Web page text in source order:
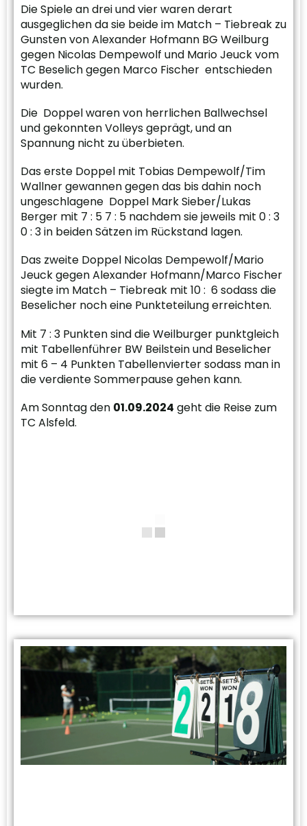
Die Spiele an drei und vier waren derart
ausgeglichen da sie beide im Match – Tiebreak zu
Gunsten von Alexander Hofmann BG Weilburg
gegen Nicolas Dempewolf und Mario Jeuck vom
TC Beselich gegen Marco Fischer entschieden
wurden.
Die Doppel waren von herrlichen Ballwechsel
und gekonnten Volleys geprägt, und an
Spannung nicht zu überbieten.
Das erste Doppel mit Tobias Dempewolf/Tim
Wallner gewannen gegen das bis dahin noch
ungeschlagene Doppel Mark Sieber/Lukas
Berger mit 7 : 5 7 : 5 nachdem sie jeweils mit 0 : 3
0 : 3 in beiden Sätzen im Rückstand lagen.
Das zweite Doppel Nicolas Dempewolf/Mario
Jeuck gegen Alexander Hofmann/Marco Fischer
siegte im Match – Tiebreak mit 10 : 6 sodass die
Beselicher noch eine Punkteteilung erreichten.
Mit 7 : 3 Punkten sind die Weilburger punktgleich
mit Tabellenführer BW Beilstein und Beselicher
mit 6 – 4 Punkten Tabellenvierter sodass man in
die verdiente Sommerpause gehen kann.
Am Sonntag den 01.09.2024 geht die Reise zum
TC Alsfeld.